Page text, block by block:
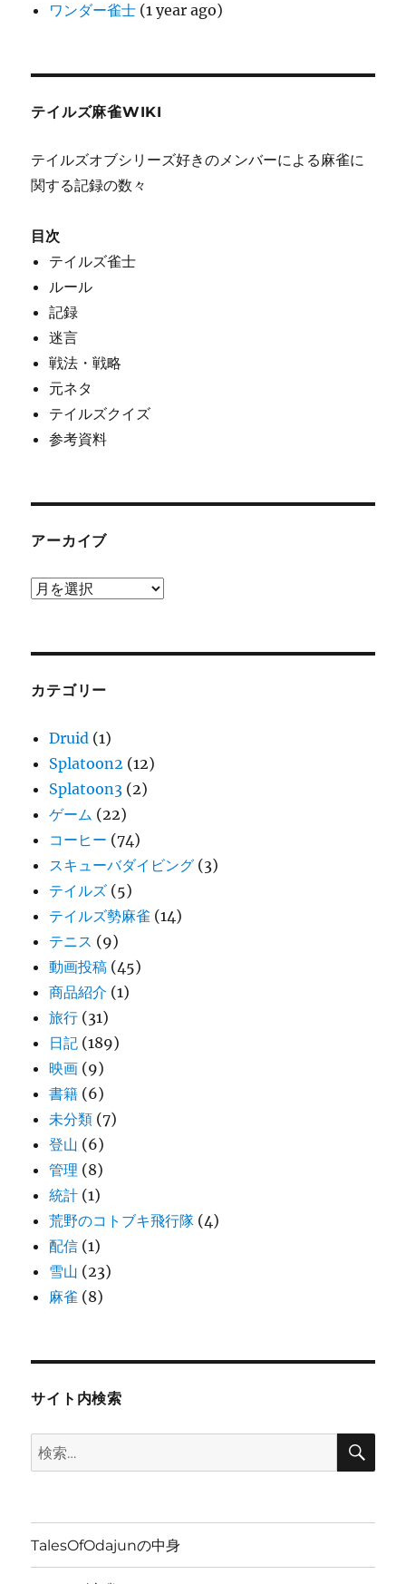
ワンダー雀士 (1 year ago)
テイルズ麻雀WIKI
テイルズオブシリーズ好きのメンバーによる麻雀に
関する記録の数々
目次
テイルズ雀士
ルール
記録
迷言
戦法・戦略
元ネタ
テイルズクイズ
参考資料
アーカイブ
ア
ブ
カテゴリー
Druid (1)
Splatoon2 (12)
Splatoon3 (2)
ゲーム (22)
コーヒー (74)
スキューバダイビング (3)
テイルズ (5)
テイルズ勢麻雀 (14)
テニス (9)
動画投稿 (45)
商品紹介 (1)
旅行 (31)
日記 (189)
映画 (9)
書籍 (6)
未分類 (7)
登山 (6)
管理 (8)
統計 (1)
荒野のコトブキ飛行隊 (4)
配信 (1)
雪山 (23)
麻雀 (8)
サイト内検索
検
索:
検
TalesOfOdajunの中身